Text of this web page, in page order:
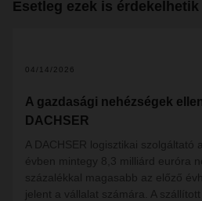
Esetleg ezek is érdekelhetik
04/14/2026
A gazdasági nehézségek
DACHSER
A DACHSER logisztikai szolgáltató
évben mintegy 8,3 milliárd euróra
százalékkal magasabb az előző
jelent a vállalat számára. A